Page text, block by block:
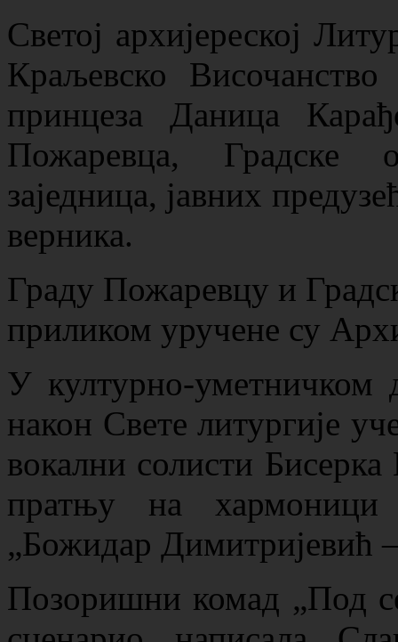
Светој архијереској
Краљевско
принцеза Даница
Пожаревца, Градске
заједница, јавних
верника.
Граду Пожаревцу и
приликом уручене су
У културно-уметничком
након Свете литургије
вокални солисти
пратњу на
„Божидар Димитријевић
Позоришни комад „Под